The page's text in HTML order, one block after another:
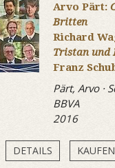
Arvo Pärt:
Britten
Richard
Tristan und
Franz
Pärt, Arvo ·
BBVA
2016
DETAILS KAUFEN